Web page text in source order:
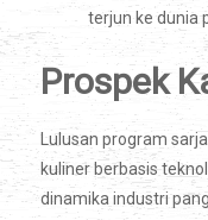
terjun ke dunia
Prospek
Lulusan program
kuliner berbasis
dinamika industri